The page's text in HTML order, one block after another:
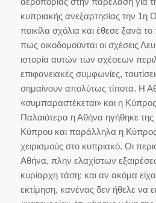
κυπριακής ανεξαρτησίας την 1η
ποικίλα σχόλια και έθεσε ξανά
πως οικοδομούνται οι σχέσεις
ιστορία αυτών των σχέσεων
επιφανειακές συμφωνίες,
σημαίνουν απολύτως τίποτα. Η
«συμπαραστέκεται» και η
Παλαιότερα η Αθήνα ηγήθηκε της
Κύπρου και παράλληλα η Κύπρος
χειρισμούς στο κυπριακό. Οι
Αθήνα, πλην ελαχίστων
κυρίαρχη τάση: και αν ακόμα
εκτίμηση, κανένας δεν ήθελε να